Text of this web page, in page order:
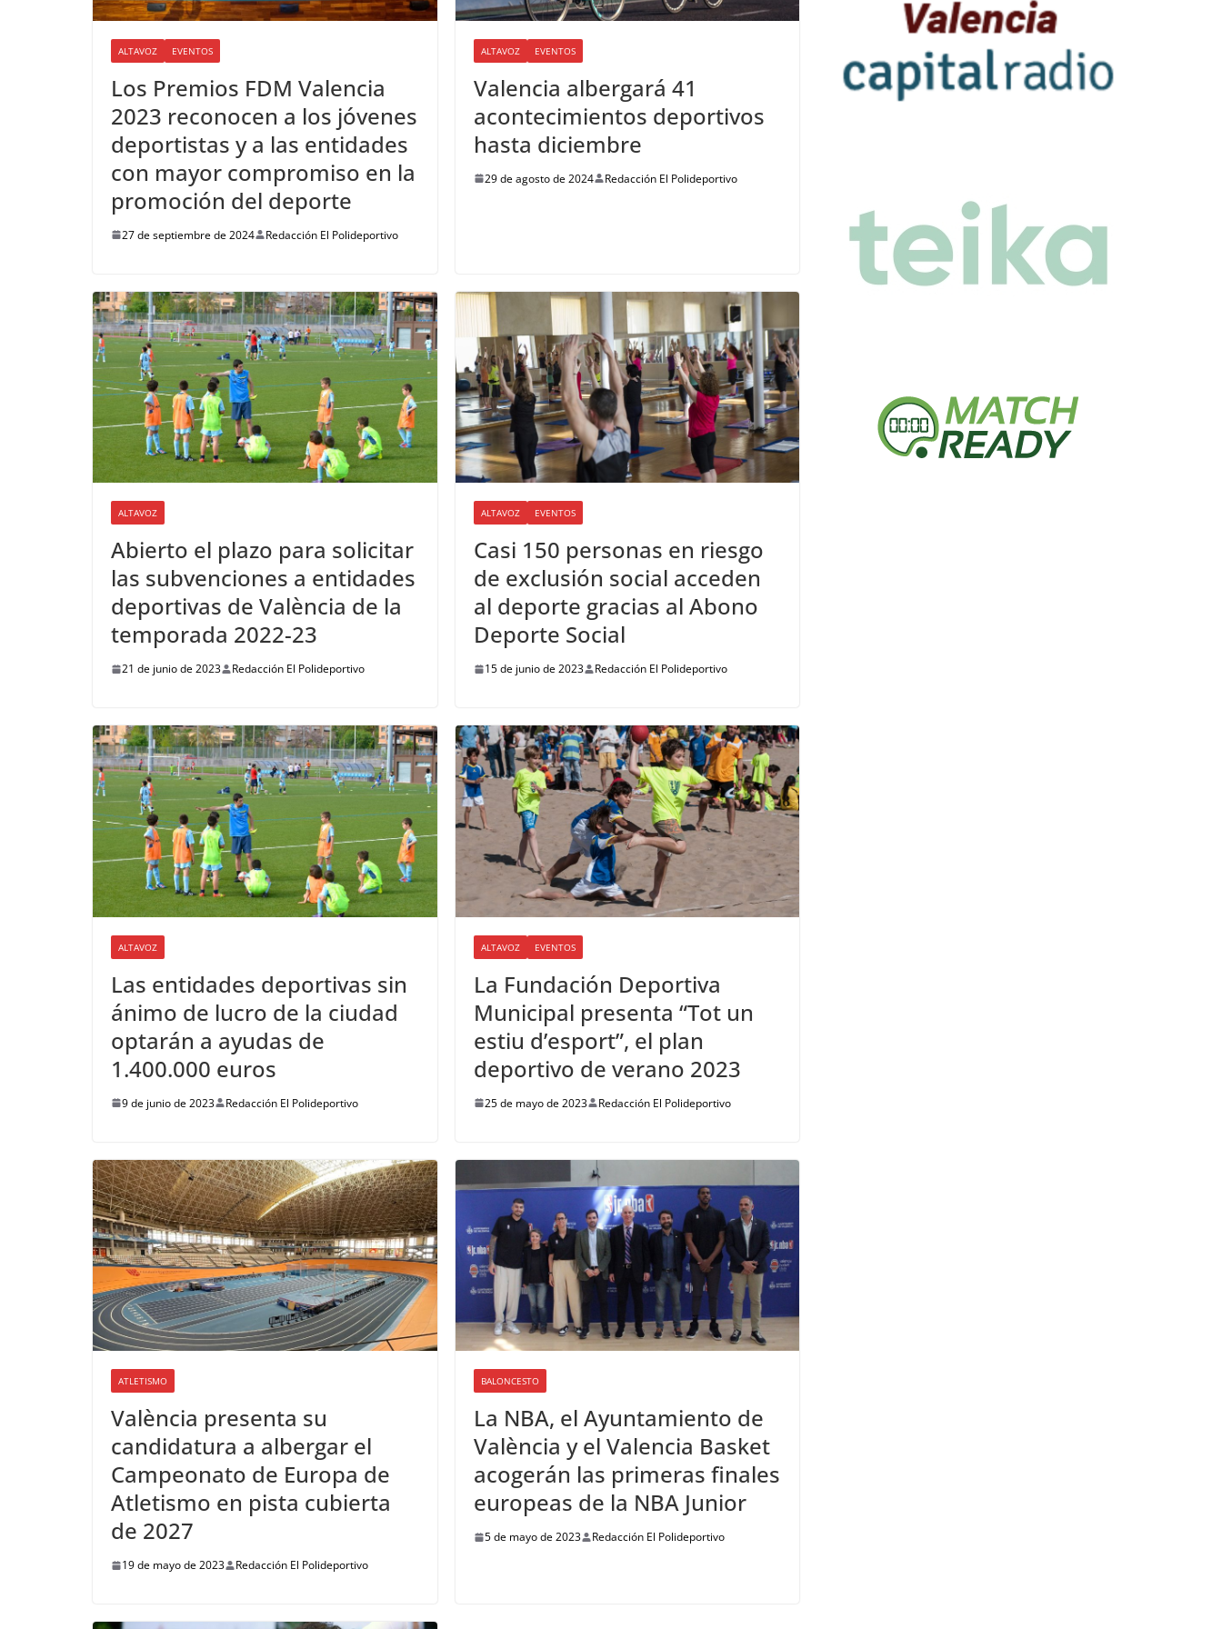
ALTAVOZ EVENTOS
Los Premios FDM Valencia
2023 reconocen a los jóvenes
deportistas y a las entidades
con mayor compromiso en la
promoción del deporte
27 de septiembre de 2024 Redacción El Polideportivo
ALTAVOZ EVENTOS
Valencia albergará 41
acontecimientos deportivos
hasta diciembre
29 de agosto de 2024 Redacción El Polideportivo
ALTAVOZ
Abierto el plazo para solicitar
las subvenciones a entidades
deportivas de València de la
temporada 2022-23
21 de junio de 2023 Redacción El Polideportivo
ALTAVOZ EVENTOS
Casi 150 personas en riesgo
de exclusión social acceden
al deporte gracias al Abono
Deporte Social
15 de junio de 2023 Redacción El Polideportivo
ALTAVOZ
Las entidades deportivas sin
ánimo de lucro de la ciudad
optarán a ayudas de
1.400.000 euros
9 de junio de 2023 Redacción El Polideportivo
ALTAVOZ EVENTOS
La Fundación Deportiva
Municipal presenta “Tot un
estiu d’esport”, el plan
deportivo de verano 2023
25 de mayo de 2023 Redacción El Polideportivo
ATLETISMO
València presenta su
candidatura a albergar el
Campeonato de Europa de
Atletismo en pista cubierta
de 2027
19 de mayo de 2023 Redacción El Polideportivo
BALONCESTO
La NBA, el Ayuntamiento de
València y el Valencia Basket
acogerán las primeras finales
europeas de la NBA Junior
5 de mayo de 2023 Redacción El Polideportivo